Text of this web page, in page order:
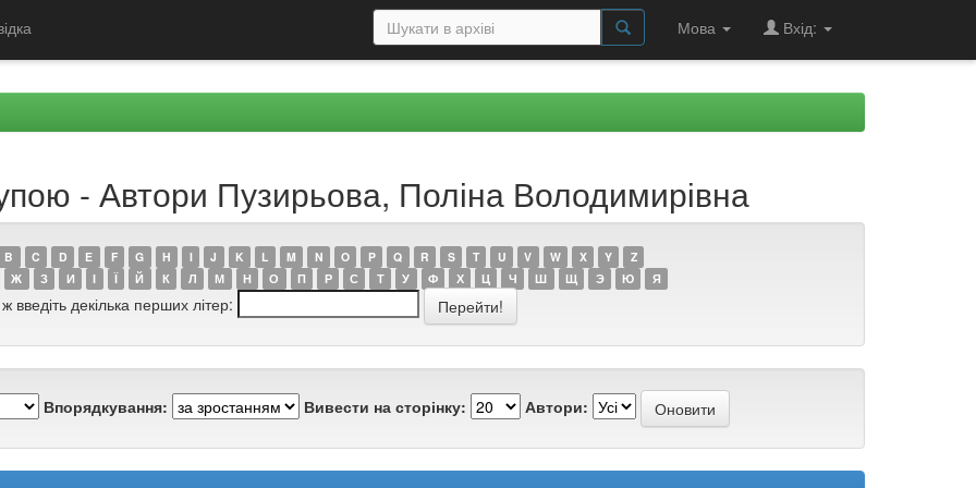
Мова Вхід:
- Автори Пузирьова, Поліна Володимирівна
B C D E F G H I J K L M N O P Q R S T U V W X Y
Z
Ж З И І Ї Й К Л М Н О П Р С Т У Ф Х Ц Ч Ш Щ Э Ю Я
введіть декілька перших літер:
Впорядкування: Вивести на сторінку: Автори: